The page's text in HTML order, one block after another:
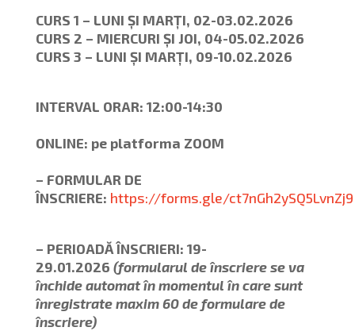
CURS 1 – LUNI ȘI MARȚI, 02-03.02.2026
CURS 2 – MIERCURI ȘI JOI, 04-05.02.2026
CURS 3 – LUNI ȘI MARȚI, 09-10.02.2026
INTERVAL ORAR: 12:00-14:30
ONLINE: pe platforma ZOOM
– FORMULAR DE
ÎNSCRIERE: https://forms.gle/ct7nGh2ySQ5LvnZj9
– PERIOADĂ ÎNSCRIERI: 19-
29.01.2026 (formularul de înscriere se va
închide automat în momentul în care sunt
înregistrate maxim 60 de formulare de
înscriere)